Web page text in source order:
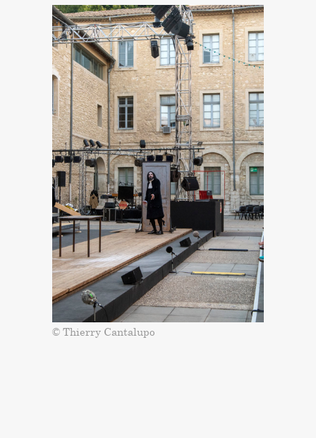
© Thierry Cantalupo